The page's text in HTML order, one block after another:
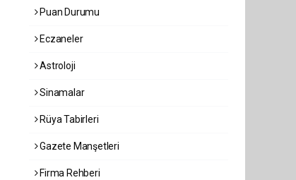
Puan Durumu
Eczaneler
Astroloji
Sinamalar
Rüya Tabirleri
Gazete Manşetleri
Firma Rehberi